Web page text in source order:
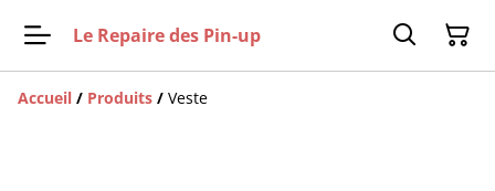
Le Repaire des Pin-up
Accueil / Produits / Veste